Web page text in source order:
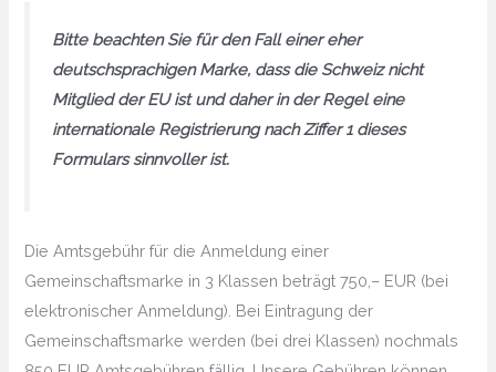
Bitte beachten Sie für den Fall einer eher
deutschsprachigen Marke, dass die Schweiz nicht
Mitglied der EU ist und daher in der Regel eine
internationale Registrierung nach Ziffer 1 dieses
Formulars sinnvoller ist.
Die Amtsgebühr für die Anmeldung einer
Gemeinschaftsmarke in 3 Klassen beträgt 750,– EUR (bei
elektronischer Anmeldung). Bei Eintragung der
Gemeinschaftsmarke werden (bei drei Klassen) nochmals